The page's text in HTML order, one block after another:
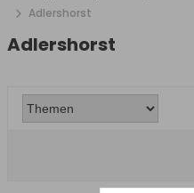
Adlershorst
Adlershorst